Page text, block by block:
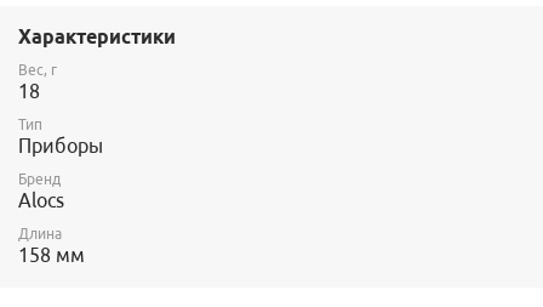
Характеристики
Вес, г
18
Тип
Приборы
Бренд
Alocs
Длина
158 мм